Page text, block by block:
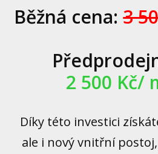
Běžná cena:3
2 500 Kč/
Díky této investici
ale i nový vnitřní